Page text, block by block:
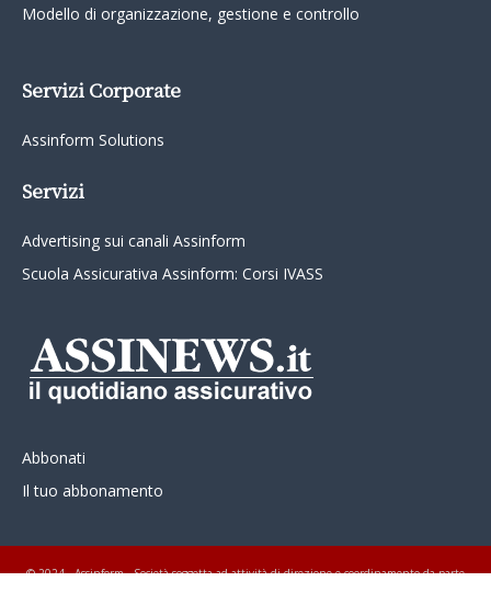
Modello di organizzazione, gestione e controllo
Servizi Corporate
Assinform Solutions
Servizi
Advertising sui canali Assinform
Scuola Assicurativa Assinform: Corsi IVASS
Abbonati
Il tuo abbonamento
© 2024 - Assinform - Società soggetta ad attività di direzione e coordinamento da parte